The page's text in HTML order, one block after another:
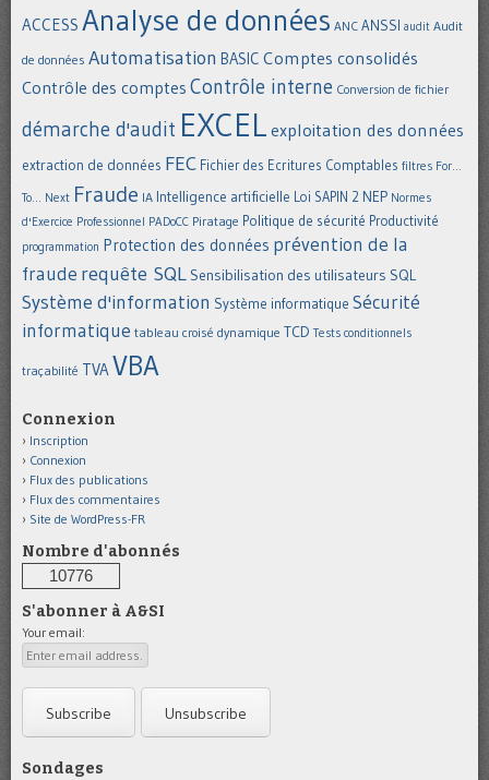
ACCESS Analyse de données ANC ANSSI audit Audit
de données Automatisation BASIC Comptes consolidés
Contrôle des comptes Contrôle interne Conversion de fichier
démarche d'audit EXCEL exploitation des données
extraction de données FEC Fichier des Ecritures Comptables filtres For...
To... Next Fraude IA Intelligence artificielle Loi SAPIN 2 NEP Normes
d'Exercice Professionnel PADoCC Piratage Politique de sécurité Productivité
programmation Protection des données prévention de la
fraude requête SQL Sensibilisation des utilisateurs SQL
Système d'information Système informatique Sécurité
informatique tableau croisé dynamique TCD Tests conditionnels
traçabilité TVAVBA
Connexion
Inscription
Connexion
Flux des publications
Flux des commentaires
Site de WordPress-FR
Nombre d'abonnés
10776
S'abonner à A&SI
Your email:
Sondages